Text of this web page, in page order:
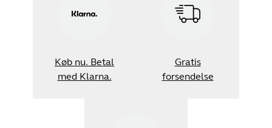
Køb nu. Betal
med Klarna.
Gratis
forsendelse